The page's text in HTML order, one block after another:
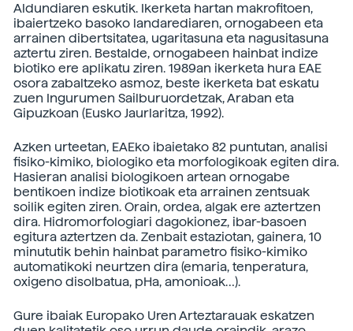
Aldundiaren eskutik. Ikerketa hartan makrofitoen,
ibaiertzeko basoko landarediaren, ornogabeen eta
arrainen dibertsitatea, ugaritasuna eta nagusitasuna
aztertu ziren. Bestalde, ornogabeen hainbat indize
biotiko ere aplikatu ziren. 1989an ikerketa hura EAE
osora zabaltzeko asmoz, beste ikerketa bat eskatu
zuen Ingurumen Sailburuordetzak, Araban eta
Gipuzkoan (Eusko Jaurlaritza, 1992).
Azken urteetan, EAEko ibaietako 82 puntutan, analisi
fisiko-kimiko, biologiko eta morfologikoak egiten dira.
Hasieran analisi biologikoen artean ornogabe
bentikoen indize biotikoak eta arrainen zentsuak
soilik egiten ziren. Orain, ordea, algak ere aztertzen
dira. Hidromorfologiari dagokionez, ibar-basoen
egitura aztertzen da. Zenbait estaziotan, gainera, 10
minututik behin hainbat parametro fisiko-kimiko
automatikoki neurtzen dira (emaria, tenperatura,
oxigeno disolbatua, pHa, amonioak…).
Gure ibaiak Europako Uren Arteztarauak eskatzen